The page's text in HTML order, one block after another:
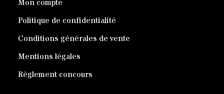
Mon compte
Politique de confidentialité
Conditions générales de vente
Mentions légales
Règlement concours